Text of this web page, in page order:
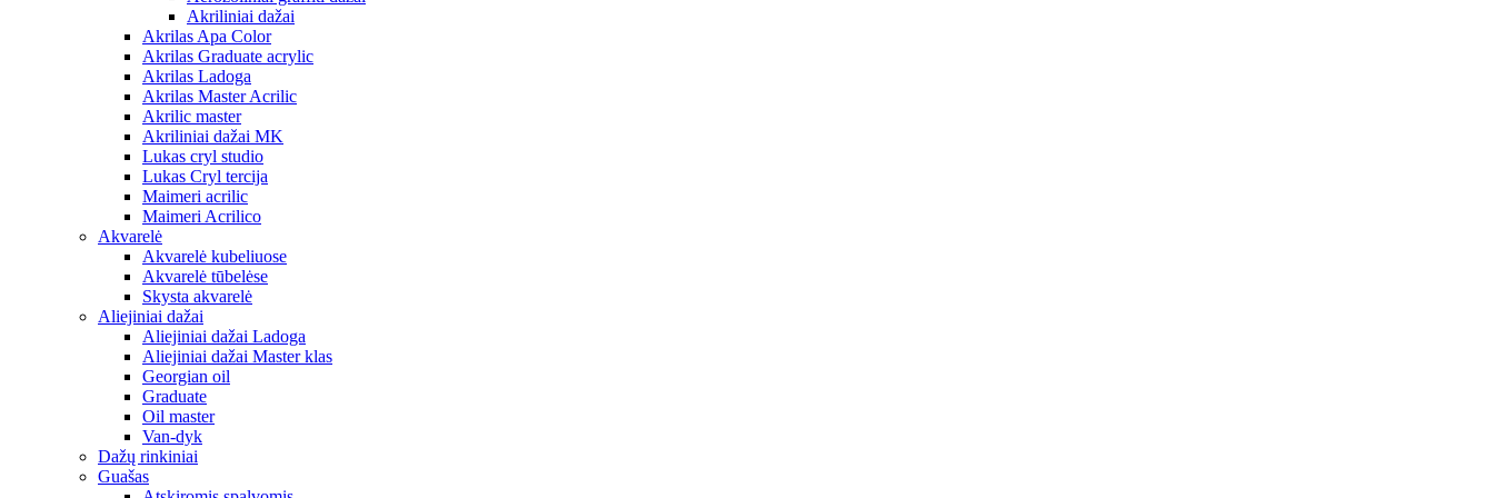
Akriliniai dažai
Akrilas Apa Color
Akrilas Graduate acrylic
Akrilas Ladoga
Akrilas Master Acrilic
Akrilic master
Akriliniai dažai MK
Lukas cryl studio
Lukas Cryl tercija
Maimeri acrilic
Maimeri Acrilico
Akvarelė
Akvarelė kubeliuose
Akvarelė tūbelėse
Skysta akvarelė
Aliejiniai dažai
Aliejiniai dažai Ladoga
Aliejiniai dažai Master klas
Georgian oil
Graduate
Oil master
Van-dyk
Dažų rinkiniai
Guašas